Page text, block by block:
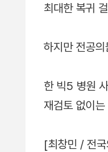
최대한 복귀
하지만 전공
한 빅5 병원
재검토 없이
[최창민 / 전